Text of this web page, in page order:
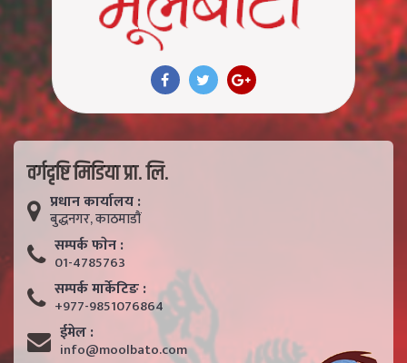
वर्गदृष्टि मिडिया प्रा. लि.
प्रधान कार्यालय :
बुद्धनगर, काठमाडाैं
सम्पर्क फाेन :
01-4785763
सम्पर्क मार्केटिङ :
+977-9851076864
ईमेल :
info@moolbato.com